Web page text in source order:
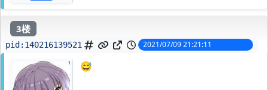
3楼
pid: 140216139521 2021/07/09 21:21:11
😅